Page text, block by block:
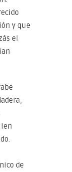
y que
el
de